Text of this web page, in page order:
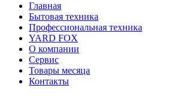
Главная
Бытовая техника
Профессиональная техника
YARD FOX
О компании
Сервис
Товары месяца
Контакты